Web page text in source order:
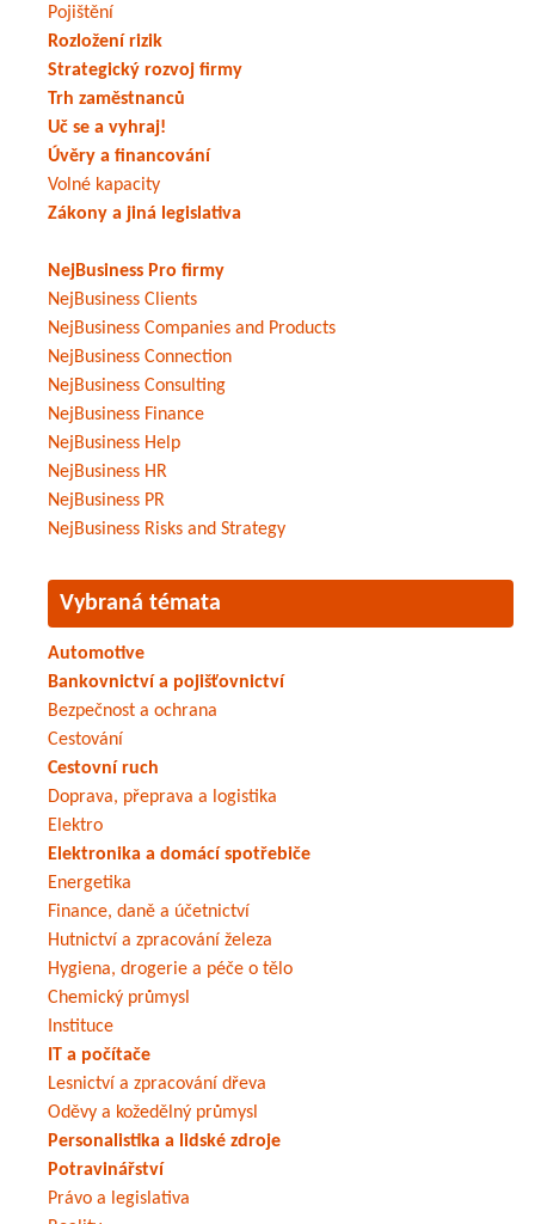
Pojištění
Rozložení rizik
Strategický rozvoj firmy
Trh zaměstnanců
Uč se a vyhraj!
Úvěry a financování
Volné kapacity
Zákony a jiná legislativa
NejBusiness Pro firmy
NejBusiness Clients
NejBusiness Companies and Products
NejBusiness Connection
NejBusiness Consulting
NejBusiness Finance
NejBusiness Help
NejBusiness HR
NejBusiness PR
NejBusiness Risks and Strategy
Vybraná témata
Automotive
Bankovnictví a pojišťovnictví
Bezpečnost a ochrana
Cestování
Cestovní ruch
Doprava, přeprava a logistika
Elektro
Elektronika a domácí spotřebiče
Energetika
Finance, daně a účetnictví
Hutnictví a zpracování železa
Hygiena, drogerie a péče o tělo
Chemický průmysl
Instituce
IT a počítače
Lesnictví a zpracování dřeva
Oděvy a kožedělný průmysl
Personalistika a lidské zdroje
Potravinářství
Právo a legislativa